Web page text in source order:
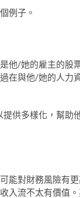
例子。
他/她的雇主的股
在與他/她的人力
供多樣化，幫助
能對財務風險有
入流不太有價值